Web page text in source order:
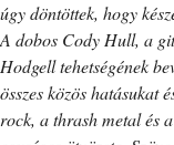
úgy döntöttek, hogy
A dobos Cody Hull, a
Hodgell tehetségének
összes közös hatásukat
rock, a thrash metal és